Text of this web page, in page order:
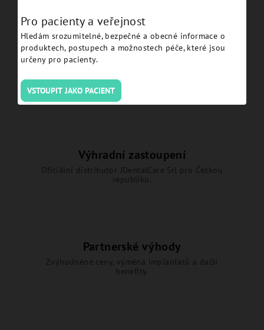
EVTIB15NC:
Detail Detail
Výhradní zastoupení
Oficiální distributor JDentalCare Srl pro Českou
republiku.
Partnerské výhody
Zvýhodněné ceny, výměna implantátů a další
benefity.
Pro pacienty a veřejnost
Hledám srozumitelné, bezpečné a obecné informace o
produktech, postupech a možnostech péče, které jsou
určeny pro pacienty.
VSTOUPIT JAKO PACIENT